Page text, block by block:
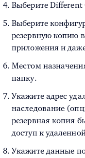
Выберите Different
Выберите
резервную копию
приложения и
Местом
папку.
Укажите адрес
наследование
резервная копия
доступ к
Укажите данные